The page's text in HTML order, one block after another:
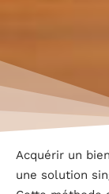
Acquérir un
une solution